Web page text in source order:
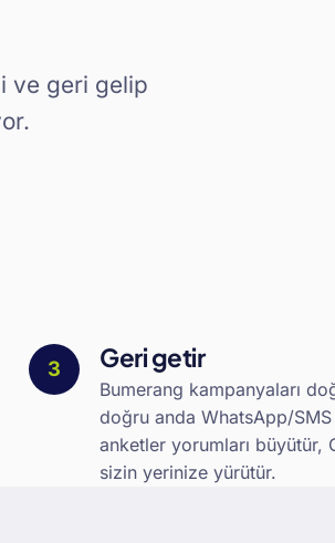
ve geri gelip
Geri getir
Bumerang kampanyaları
doğru anda WhatsApp/
anketler yorumları büyütür,
sizin yerinize yürütür.